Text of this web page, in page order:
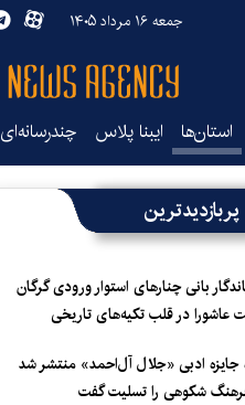
جمعه ۱۶ مرداد ۱۴۰۵
استان‌ها ایبنا پلاس چندرسانه‌ای
پربازدیدترین
بانی چنارهای استوار ورودی گرگان
عاشورا در قلب تکیه‌های تاریخی
جایزه ادبی «جلال آل‌احمد» منتشر شد
شکوهی را تسلیت گفت